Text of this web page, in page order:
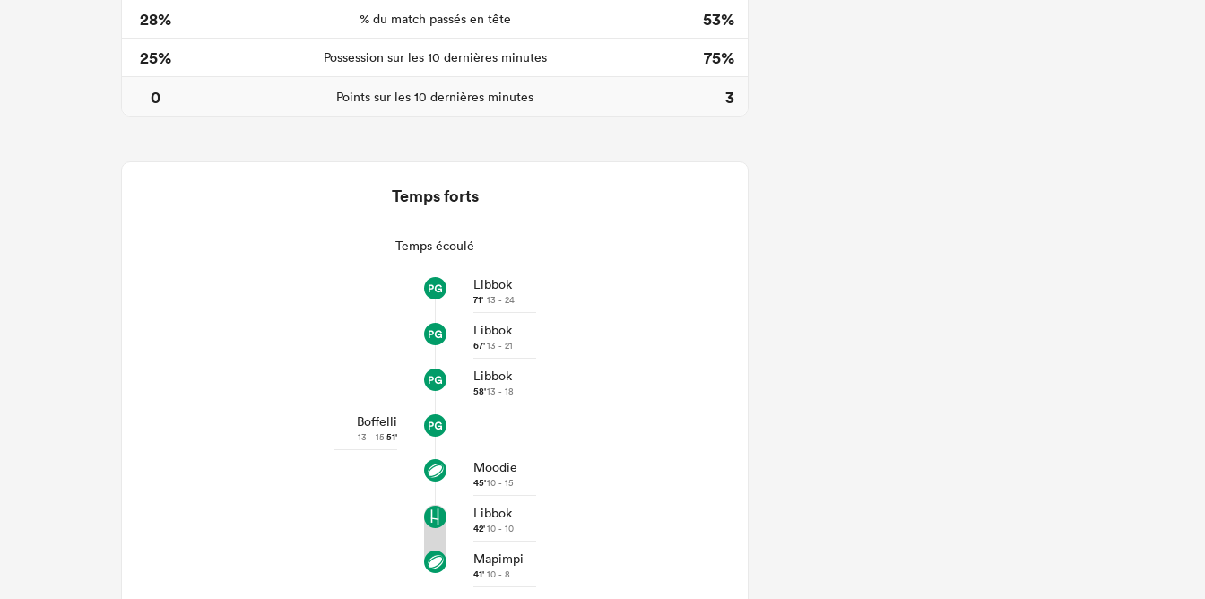
28%
% du match passés en tête
53%
25%
Possession sur les 10 dernières minutes
75%
0
Points sur les 10 dernières minutes 3
Temps forts
Temps écoulé
Libbok
71' 13 - 24
Libbok
67'13 - 21
Libbok
58'13 - 18
Boffelli
13 - 15 51'
Moodie
45'10 - 15
Libbok
42'10 - 10
Mapimpi
41' 10 - 8